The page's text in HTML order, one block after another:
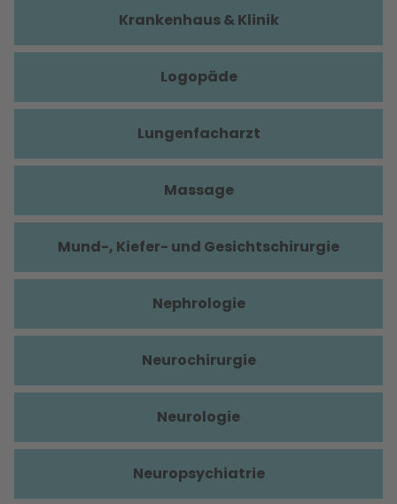
Krankenhaus & Klinik
Logopäde
Lungenfacharzt
Massage
Mund-, Kiefer- und Gesichtschirurgie
Nephrologie
Neurochirurgie
Neurologie
Neuropsychiatrie